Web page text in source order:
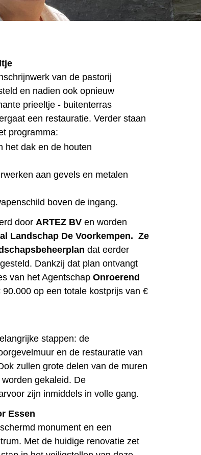
van de pastorij
en nadien ook opnieuw
prieeltje - buitenterras
een restauratie. Verder staan
programma:
het dak en de houten
aan gevels en metalen
boven de ingang.
doorARTEZ BV en worden
Landschap De Voorkempen.Ze
dat eerder
Dankzij dat plan ontvangt
van het AgentschapOnroerend
op een totale kostprijs van €
stappen: de
en de restauratie van
zullen grote delen van de muren
gekaleid. De
zijn inmiddels in volle gang.
Essen
monument en een
Met de huidige renovatie zet